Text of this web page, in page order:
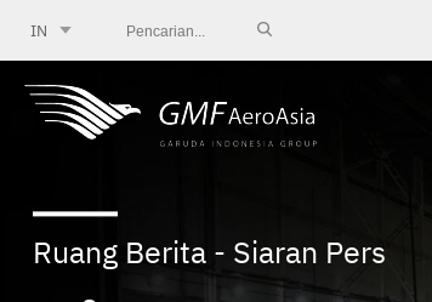
IN
Ruang Berita - Siaran Pers